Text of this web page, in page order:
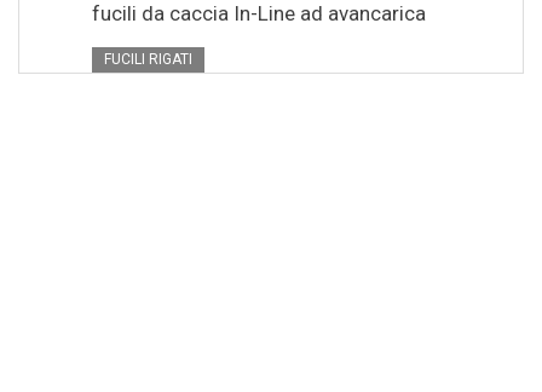
fucili da caccia In-Line ad avancarica
FUCILI RIGATI